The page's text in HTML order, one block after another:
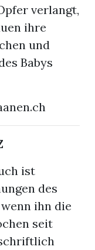
verlangt,
ihre
und
Babys
ist
des
ihn die
seit